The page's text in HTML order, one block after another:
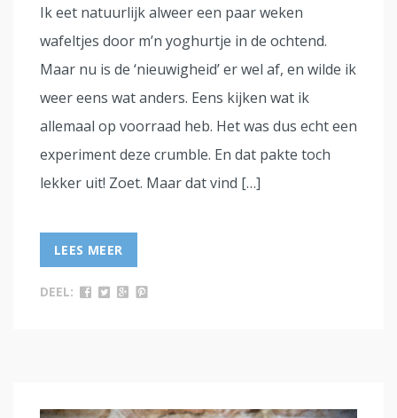
Ik eet natuurlijk alweer een paar weken
wafeltjes door m’n yoghurtje in de ochtend.
Maar nu is de ‘nieuwigheid’ er wel af, en wilde ik
weer eens wat anders. Eens kijken wat ik
allemaal op voorraad heb. Het was dus echt een
experiment deze crumble. En dat pakte toch
lekker uit! Zoet. Maar dat vind […]
LEES MEER
DEEL: